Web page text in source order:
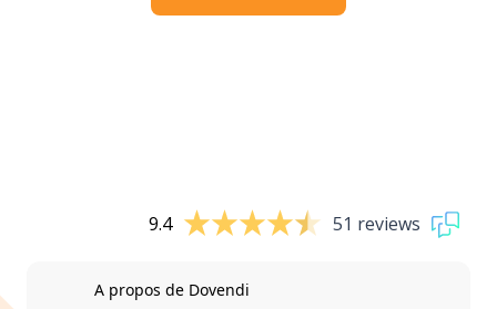
9.4 51 reviews
A propos de Dovendi